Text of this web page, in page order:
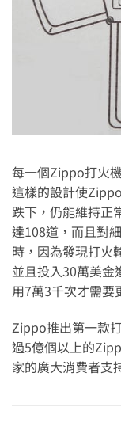
每一個Zippo打火
這樣的設計使
跌下，仍能維持正
達108道，而且對
時，因為發現打火
並且投入30萬美金
用7萬3千次才需要
Zippo推出第一款
過5億個以上的
家的廣大消費者支